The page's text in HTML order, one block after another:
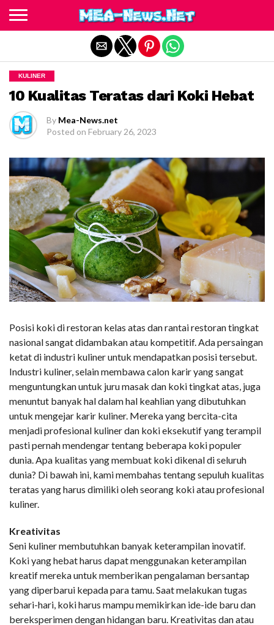
KULINER
10 Kualitas Teratas dari Koki Hebat
By Mea-News.net
Posted on February 26, 2023
Posisi koki di restoran kelas atas dan rantai restoran tingkat
nasional sangat didambakan atau kompetitif. Ada persaingan
ketat di industri kuliner untuk mendapatkan posisi tersebut.
Industri kuliner, selain membawa calon karir yang sangat
menguntungkan untuk juru masak dan koki tingkat atas, juga
menuntut banyak hal dalam hal keahlian yang dibutuhkan
untuk mengejar karir kuliner. Mereka yang bercita-cita
menjadi profesional kuliner dan koki eksekutif yang terampil
pasti pernah mendengar tentang beberapa koki populer
dunia. Apa kualitas yang membuat koki dikenal di seluruh
dunia? Di bawah ini, kami membahas tentang sepuluh kualitas
teratas yang harus dimiliki oleh seorang koki atau profesional
kuliner.
Kreativitas
Seni kuliner membutuhkan banyak keterampilan inovatif.
Koki yang hebat harus dapat menggunakan keterampilan
kreatif mereka untuk memberikan pengalaman bersantap
yang diperbarui kepada para tamu. Saat melakukan tugas
sehari-hari, koki harus mampu memikirkan ide-ide baru dan
bereksperimen dengan hidangan baru. Kreativitas dan atau
Exit mobile version